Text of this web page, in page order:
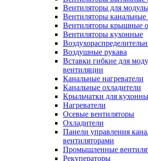
Вентиляторы для
Вентиляторы
Вентиляторы крышные
Вентиляторы кухонные
Воздушные рукава
Вставки гибкие для
вентиляции
Канальные нагреватели
Канальные охладители
Крыльчатки для
Нагреватели
Осевые вентиляторы
Охладители
Панели управления
вентиляторами
Промышленные
Рекуператоры